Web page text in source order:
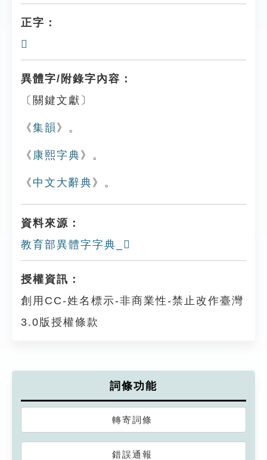
正字：
𨻼
異體字/附錄字內容：
〔關鍵文獻〕
《集韻 》。
《 康熙字典 》。
《 中文大辭典 》。
資料來源：
教育部異體字字典_𨻀
授權資訊：
創用CC-姓名標示-非商業性-禁止改作臺灣
3.0版授權條款
詞條功能
轉寄詞條
錯誤通報